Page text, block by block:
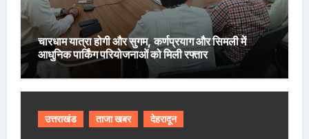
चारधाम यात्रा होगी और सुगम, कर्णप्रयाग और सिमली में
आधुनिक पार्किंग परियोजनाओं को मिली रफ्तार
उत्तराखंड ताजा खबर देहरादून